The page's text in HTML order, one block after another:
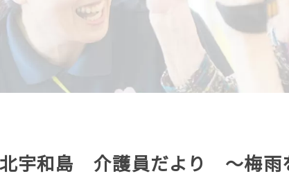
宇和島 介護員だより ～梅雨